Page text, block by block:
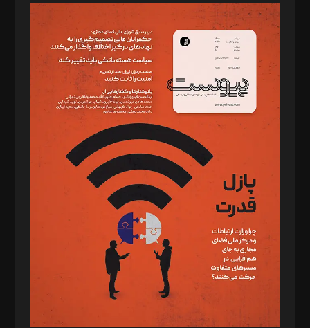
مدیر مسئول: محمدباقر اثنی‌عشری
سردبیر: مهرک محمودی
دبیر تحریریه: میثم قاسمی
د‌بیر ناداستان: سمانه سمیع
د‌بیر خدمت و تجارت: ابوالفضل رجبی
د‌بیر حقوق فناوری: حسام‌الدین ایپکچی
د‌بیر پیوست جهان: مینا پاکدل
د‌بیر تحریریه آنلاین: بابک نقاش
تحریریه‌: مجتبی محمود‌ی، آرش برهمند، یسنا امان‌پور، سروش کرمیان،
مصطفی مسجدی آرانی، ابوالفضل رجبی، زهرا فکرانه، فائزه فتحی
رستمی،مصطفی باستان
ویرایش: نگار استاد‌‌آقا
طراح یونیفرم: مجید توکلی
فیلمبرداری و عکاسی: امیر شفیعی، مانی لطفی زاده
گرافیک و صفحه‌آرایی: سید‌سبحان‌علی ثابت
مد‌یر توسعه تجاری: کامبیز برید‌
امور مالی: شاپور رهبری، محمد‌ کاظمی‌نیا